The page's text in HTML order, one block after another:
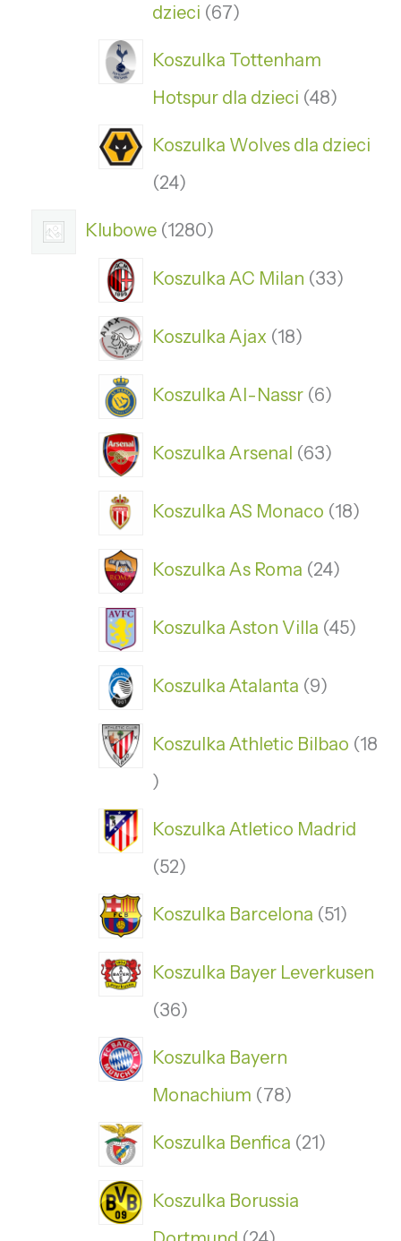
dzieci 67
Koszulka Tottenham
Hotspur dla dzieci 48
Koszulka Wolves dla dzieci
24
Klubowe 1280
Koszulka AC Milan 33
Koszulka Ajax 18
Koszulka Al-Nassr 6
Koszulka Arsenal 63
Koszulka AS Monaco 18
Koszulka As Roma 24
Koszulka Aston Villa 45
Koszulka Atalanta 9
Koszulka Athletic Bilbao 18
Koszulka Atletico Madrid
52
Koszulka Barcelona 51
Koszulka Bayer Leverkusen
36
Koszulka Bayern
Monachium
78
Koszulka Benfica 21
Koszulka Borussia